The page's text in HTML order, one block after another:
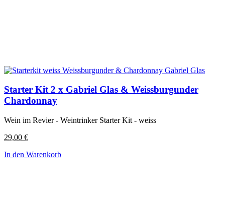
Starter Kit 2 x Gabriel Glas & Weissburgunder
Chardonnay
Wein im Revier - Weintrinker Starter Kit - weiss
29,00 €
In den Warenkorb